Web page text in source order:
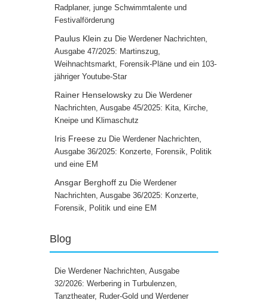
Radplaner, junge Schwimmtalente und
Festivalförderung
Paulus Klein zu Die Werdener Nachrichten,
Ausgabe 47/2025: Martinszug,
Weihnachtsmarkt, Forensik-Pläne und ein 103-
jähriger Youtube-Star
Rainer Henselowsky zu Die Werdener
Nachrichten, Ausgabe 45/2025: Kita, Kirche,
Kneipe und Klimaschutz
Iris Freese zu Die Werdener Nachrichten,
Ausgabe 36/2025: Konzerte, Forensik, Politik
und eine EM
Ansgar Berghoff zu Die Werdener
Nachrichten, Ausgabe 36/2025: Konzerte,
Forensik, Politik und eine EM
Blog
Die Werdener Nachrichten, Ausgabe
32/2026: Werbering in Turbulenzen,
Tanztheater, Ruder-Gold und Werdener